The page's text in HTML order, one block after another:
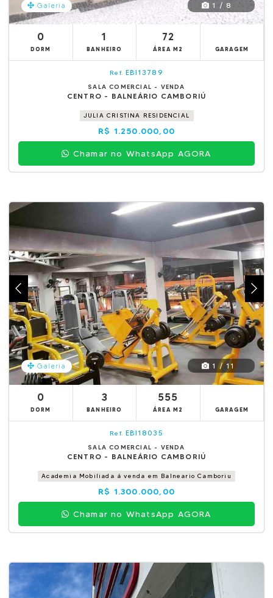
Galeria 1 / 8
0
DORM
1
BANHEIRO
72
ÁREA M2 GARAGEM
Ref. EBI13789
SALA COMERCIAL - VENDA
CENTRO - BALNEÁRIO CAMBORIÚ
JULIA CRISTINA RESIDENCIAL
R$ 1.250.000,00
Chamar no WhatsApp AGORA
Galeria 1 / 11
0
DORM
3
BANHEIRO
555
ÁREA M2 GARAGEM
Ref. EBI18035
SALA COMERCIAL - VENDA
CENTRO - BALNEÁRIO CAMBORIÚ
Academia Mobiliada á venda em Balneario Camboriu
R$ 1.300.000,00
Chamar no WhatsApp AGORA